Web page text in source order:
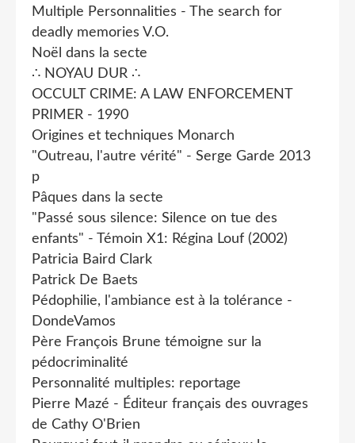
Multiple Personnalities - The search for
deadly memories V.O.
Noël dans la secte
∴ NOYAU DUR ∴
OCCULT CRIME: A LAW ENFORCEMENT
PRIMER - 1990
Origines et techniques Monarch
"Outreau, l'autre vérité" - Serge Garde 2013
p
Pâques dans la secte
"Passé sous silence: Silence on tue des
enfants" - Témoin X1: Régina Louf (2002)
Patricia Baird Clark
Patrick De Baets
Pédophilie, l'ambiance est à la tolérance -
DondeVamos
Père François Brune témoigne sur la
pédocriminalité
Personnalité multiples: reportage
Pierre Mazé - Éditeur français des ouvrages
de Cathy O'Brien